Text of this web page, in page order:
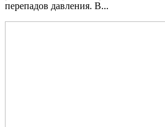
перепадов давления. В...